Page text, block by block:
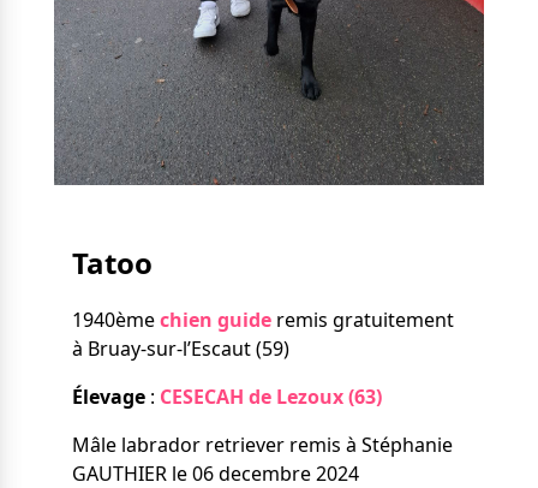
Nos solutions
Le chien guide d’aveugle
La canne blanche
électronique
Le Bemob
Formation
Tout savoir
Irremplaçables, la
série
Tatoo
1940èmechien guideremis gratuitement
à Bruay-sur-l’Escaut (59)
Élevage: CESECAH de Lezoux (63)
Mâle labrador retriever remis à Stéphanie
GAUTHIER le 06 decembre 2024